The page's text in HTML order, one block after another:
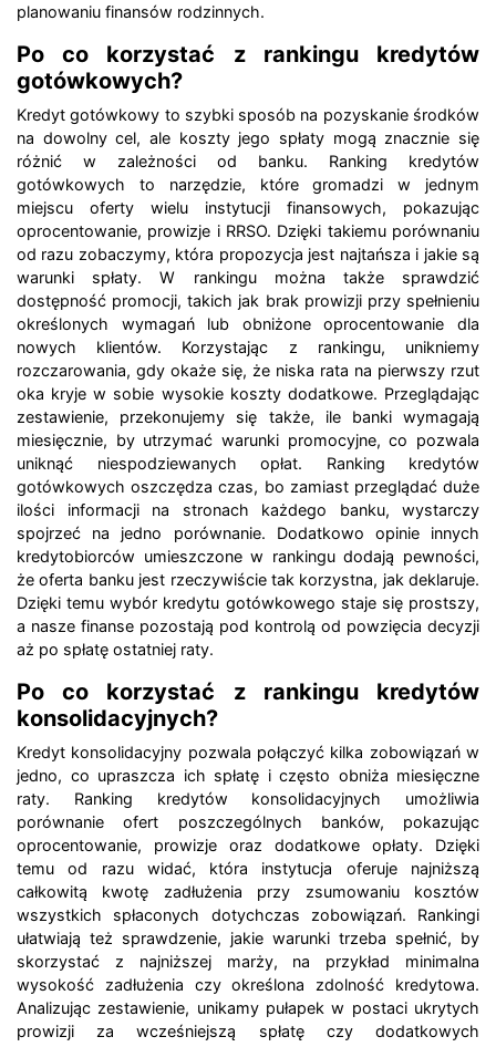
planowaniu finansów rodzinnych.
Po co korzystać z rankingu kredytów
gotówkowych?
Kredyt gotówkowy to szybki sposób na pozyskanie środków
na dowolny cel, ale koszty jego spłaty mogą znacznie się
różnić w zależności od banku. Ranking kredytów
gotówkowych to narzędzie, które gromadzi w jednym
miejscu oferty wielu instytucji finansowych, pokazując
oprocentowanie, prowizje i RRSO. Dzięki takiemu porównaniu
od razu zobaczymy, która propozycja jest najtańsza i jakie są
warunki spłaty. W rankingu można także sprawdzić
dostępność promocji, takich jak brak prowizji przy spełnieniu
określonych wymagań lub obniżone oprocentowanie dla
nowych klientów. Korzystając z rankingu, unikniemy
rozczarowania, gdy okaże się, że niska rata na pierwszy rzut
oka kryje w sobie wysokie koszty dodatkowe. Przeglądając
zestawienie, przekonujemy się także, ile banki wymagają
miesięcznie, by utrzymać warunki promocyjne, co pozwala
uniknąć niespodziewanych opłat. Ranking kredytów
gotówkowych oszczędza czas, bo zamiast przeglądać duże
ilości informacji na stronach każdego banku, wystarczy
spojrzeć na jedno porównanie. Dodatkowo opinie innych
kredytobiorców umieszczone w rankingu dodają pewności,
że oferta banku jest rzeczywiście tak korzystna, jak deklaruje.
Dzięki temu wybór kredytu gotówkowego staje się prostszy,
a nasze finanse pozostają pod kontrolą od powzięcia decyzji
aż po spłatę ostatniej raty.
Po co korzystać z rankingu kredytów
konsolidacyjnych?
Kredyt konsolidacyjny pozwala połączyć kilka zobowiązań w
jedno, co upraszcza ich spłatę i często obniża miesięczne
raty. Ranking kredytów konsolidacyjnych umożliwia
porównanie ofert poszczególnych banków, pokazując
oprocentowanie, prowizje oraz dodatkowe opłaty. Dzięki
temu od razu widać, która instytucja oferuje najniższą
całkowitą kwotę zadłużenia przy zsumowaniu kosztów
wszystkich spłaconych dotychczas zobowiązań. Rankingi
ułatwiają też sprawdzenie, jakie warunki trzeba spełnić, by
skorzystać z najniższej marży, na przykład minimalna
wysokość zadłużenia czy określona zdolność kredytowa.
Analizując zestawienie, unikamy pułapek w postaci ukrytych
prowizji za wcześniejszą spłatę czy dodatkowych